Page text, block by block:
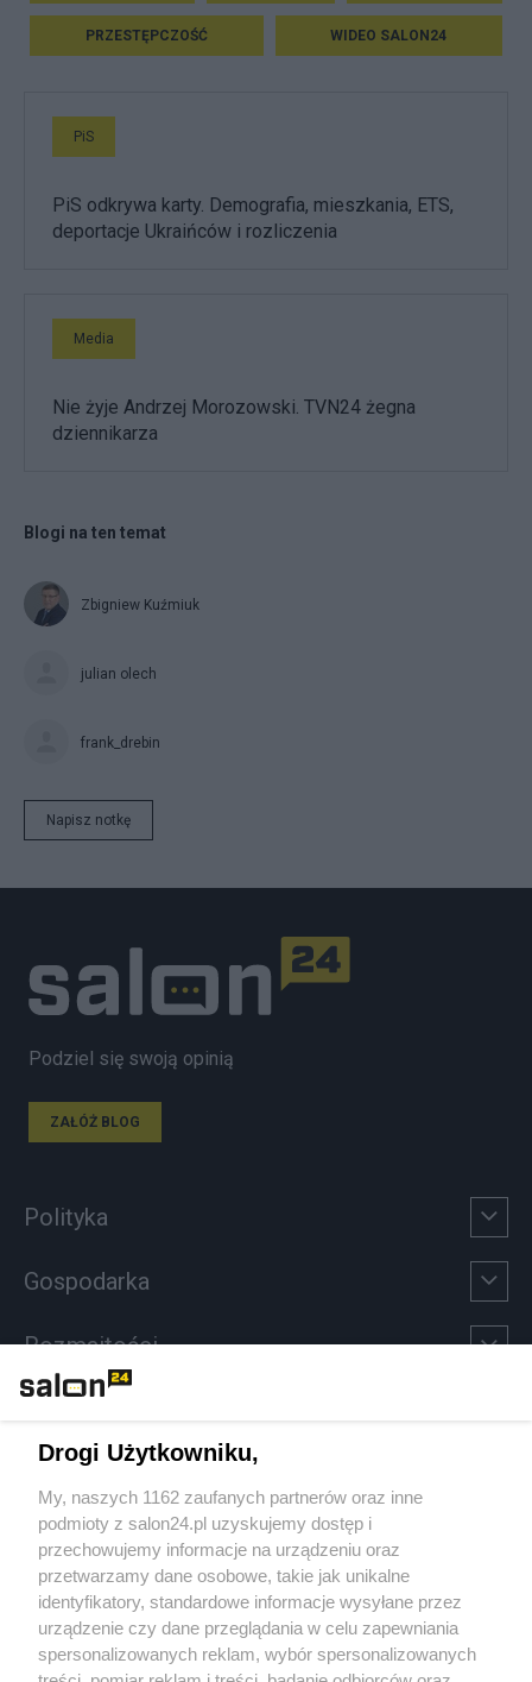
PRZESTĘPCZOŚĆ WIDEO SALON24
PiS
PiS odkrywa karty. Demografia, mieszkania, ETS,
deportacje Ukraińców i rozliczenia
Media
Nie żyje Andrzej Morozowski. TVN24 żegna
dziennikarza
Blogi na ten temat
Zbigniew Kuźmiuk
julian olech
frank_drebin
Napisz notkę
Podziel się swoją opinią
ZAŁÓŻ BLOG
Polityka
Gospodarka
Rozmaitości
Sport
Społeczeństwo
Kultura
Drogi Użytkowniku,
My, naszych 1162 zaufanych partnerów oraz inne
podmioty z salon24.pl uzyskujemy dostęp i
przechowujemy informacje na urządzeniu oraz
przetwarzamy dane osobowe, takie jak unikalne
identyfikatory, standardowe informacje wysyłane przez
urządzenie czy dane przeglądania w celu zapewniania
spersonalizowanych reklam, wybór spersonalizowanych